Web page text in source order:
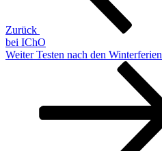
Zurück
bei IChO
Nächster
Weiter Testen nach den Winterferien